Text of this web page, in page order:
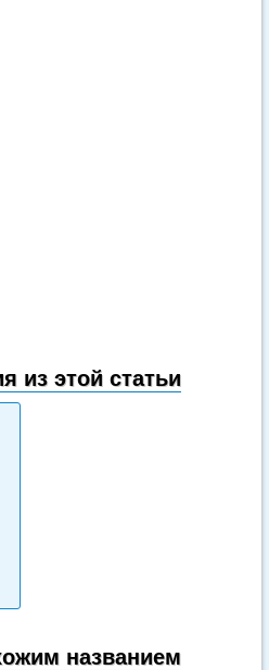
из этой статьи
названием